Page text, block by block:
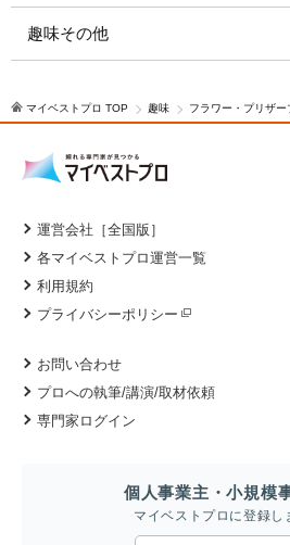
趣味その他
マイベストプロ TOP 趣味 フラワー・プリザ
運営会社［全国版］
各マイベストプロ運営一覧
利用規約
プライバシーポリシー
お問い合わせ
プロへの執筆/講演/取材依頼
専門家ログイン
個人事業主・小規模
マイベストプロに登録し